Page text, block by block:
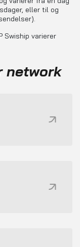
eller til og
Swiship varierer
network